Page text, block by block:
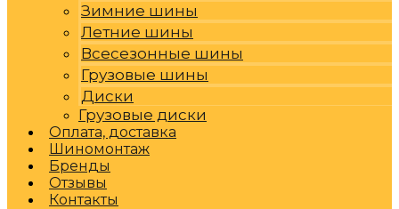
Зимние шины
Летние шины
Всесезонные шины
Грузовые шины
Диски
Грузовые диски
Оплата, доставка
Шиномонтаж
Бренды
Отзывы
Контакты